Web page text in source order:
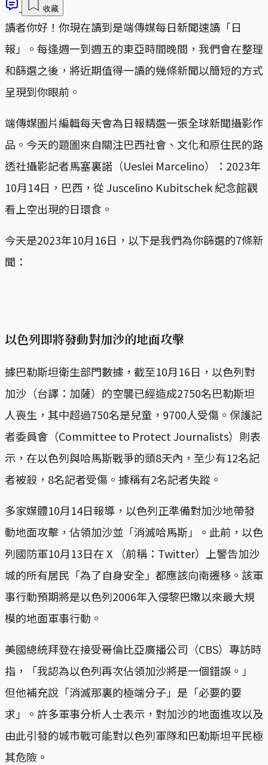
收藏
讀者你好！你現在讀到是端傳媒每日新聞速讀「日
報」。每逢週一到週五的東亞時間晚間，我們會在整理
和篩選之後，將近期值得一讀的幾條新聞以簡短的方式
呈現到你眼前。
端傳媒圖片編輯每天會為日報精選一張全球新聞攝影作
品。今天的題圖來自關注巴西社會、文化和原住民的路
透社攝影記者馬塞裏諾（Ueslei Marcelino）：2023年
10月14日，巴西，從 Juscelino Kubitschek 紀念館觀
看上空出現的日環食。
今天是2023年10月16日，以下是我們為你篩選的7條新
聞：
以色列即將發動對加沙的地面攻擊
據巴勒斯坦衛生部門數據，截至10月16日，以色列對
加沙（台譯：加薩）的空襲已經造成2750名巴勒斯坦
人喪生，其中超過750名是兒童，9700人受傷。保護記
者委員會（Committee to Protect Journalists）則表
示，在以色列與哈馬斯戰爭的頭8天內，至少有12名記
者被殺，8名記者受傷。據稱有2名記者失蹤。
多家媒體10月14日報導，以色列正準備對加沙地帶發
動地面攻擊，佔領加沙並「消滅哈馬斯」。此前，以色
列國防軍10月13日在 X （前稱：Twitter）上警告加沙
城的所有居民「為了自身安全」都應該向南遷移。該軍
事行動預期將是以色列2006年入侵黎巴嫩以來最大規
模的地面軍事行動。
美國總統拜登在接受哥倫比亞廣播公司（CBS）專訪時
指，「我認為以色列再次佔領加沙將是一個錯誤。」
但他補充說「消滅那裏的極端分子」是「必要的要
求」。許多軍事分析人士表示，對加沙的地面進攻以及
由此引發的城市戰可能對以色列軍隊和巴勒斯坦平民極
其危險。